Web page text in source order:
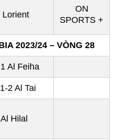
Lorient
ON
SPORTS +
2023/24 – VÒNG 28
Al Feiha
2 Al Tai
Hilal